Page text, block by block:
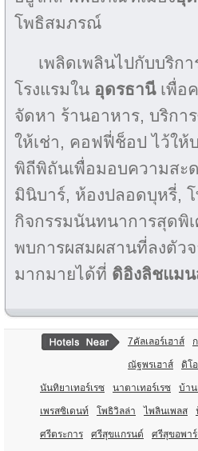
โพธิสมภรณ์
เพลิดเพลินไปกับบริก
โรงแรมใน อุดรธานีเพื่อ
จัดหา ร้านอาหาร, บริกา
ให้เช่า, คอฟฟี่ช็อป ไว้ให้
พิถีพิถันเพื่อมอบความสะ
มินิบาร์, ห้องปลอดบุหรี่,
กิจกรรมนันทนาการสุดพิ
พบการผสมผสานที่ลงตัว
มากมายได้ที่ ดิอิงลิชแม
7คัลเลอร์เฮาส์
ณัฐพรเฮาส์ ดิโ
นันทิยาเทอร์เรซ นาตาเทอร์เรซ บ้าน
เพรสซิเดนท์ โพธิวิลล่า ไพลินเพลส
ศรีตระการ ศรีสุขแกรนด์ ศรีสุขอพา